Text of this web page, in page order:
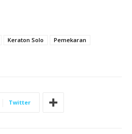
Keraton Solo
Pemekaran
Twitter